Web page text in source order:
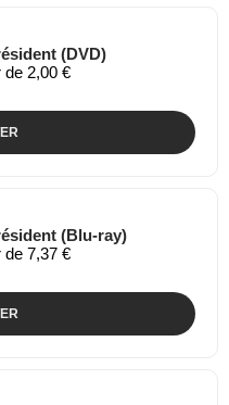
(DVD)
de 2,00 €
(Blu-ray)
de 7,37 €